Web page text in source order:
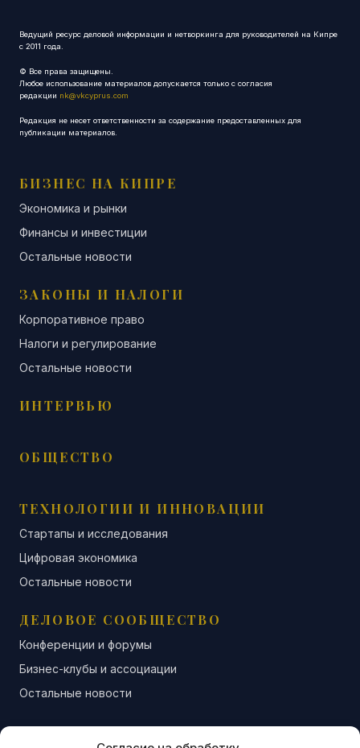
Ведущий ресурс деловой информации и нетворкинга для руководителей на Кипре
с 2011 года.
© Все права защищены.
Любое использование материалов допускается только с согласия
редакции nk@vkcyprus.com
Редакция не несет ответственности за содержание предоставленных для
публикации материалов.
БИЗНЕС НА КИПРЕ
Экономика и рынки
Финансы и инвестиции
Остальные новости
ЗАКОНЫ И НАЛОГИ
Корпоративное право
Налоги и регулирование
Остальные новости
ИНТЕРВЬЮ
ОБЩЕСТВО
ТЕХНОЛОГИИ И ИННОВАЦИИ
Стартапы и исследования
Цифровая экономика
Остальные новости
ДЕЛОВОЕ СООБЩЕСТВО
Конференции и форумы
Бизнес-клубы и ассоциации
Остальные новости
АНАЛИТИКА И СТАТИСТИКА